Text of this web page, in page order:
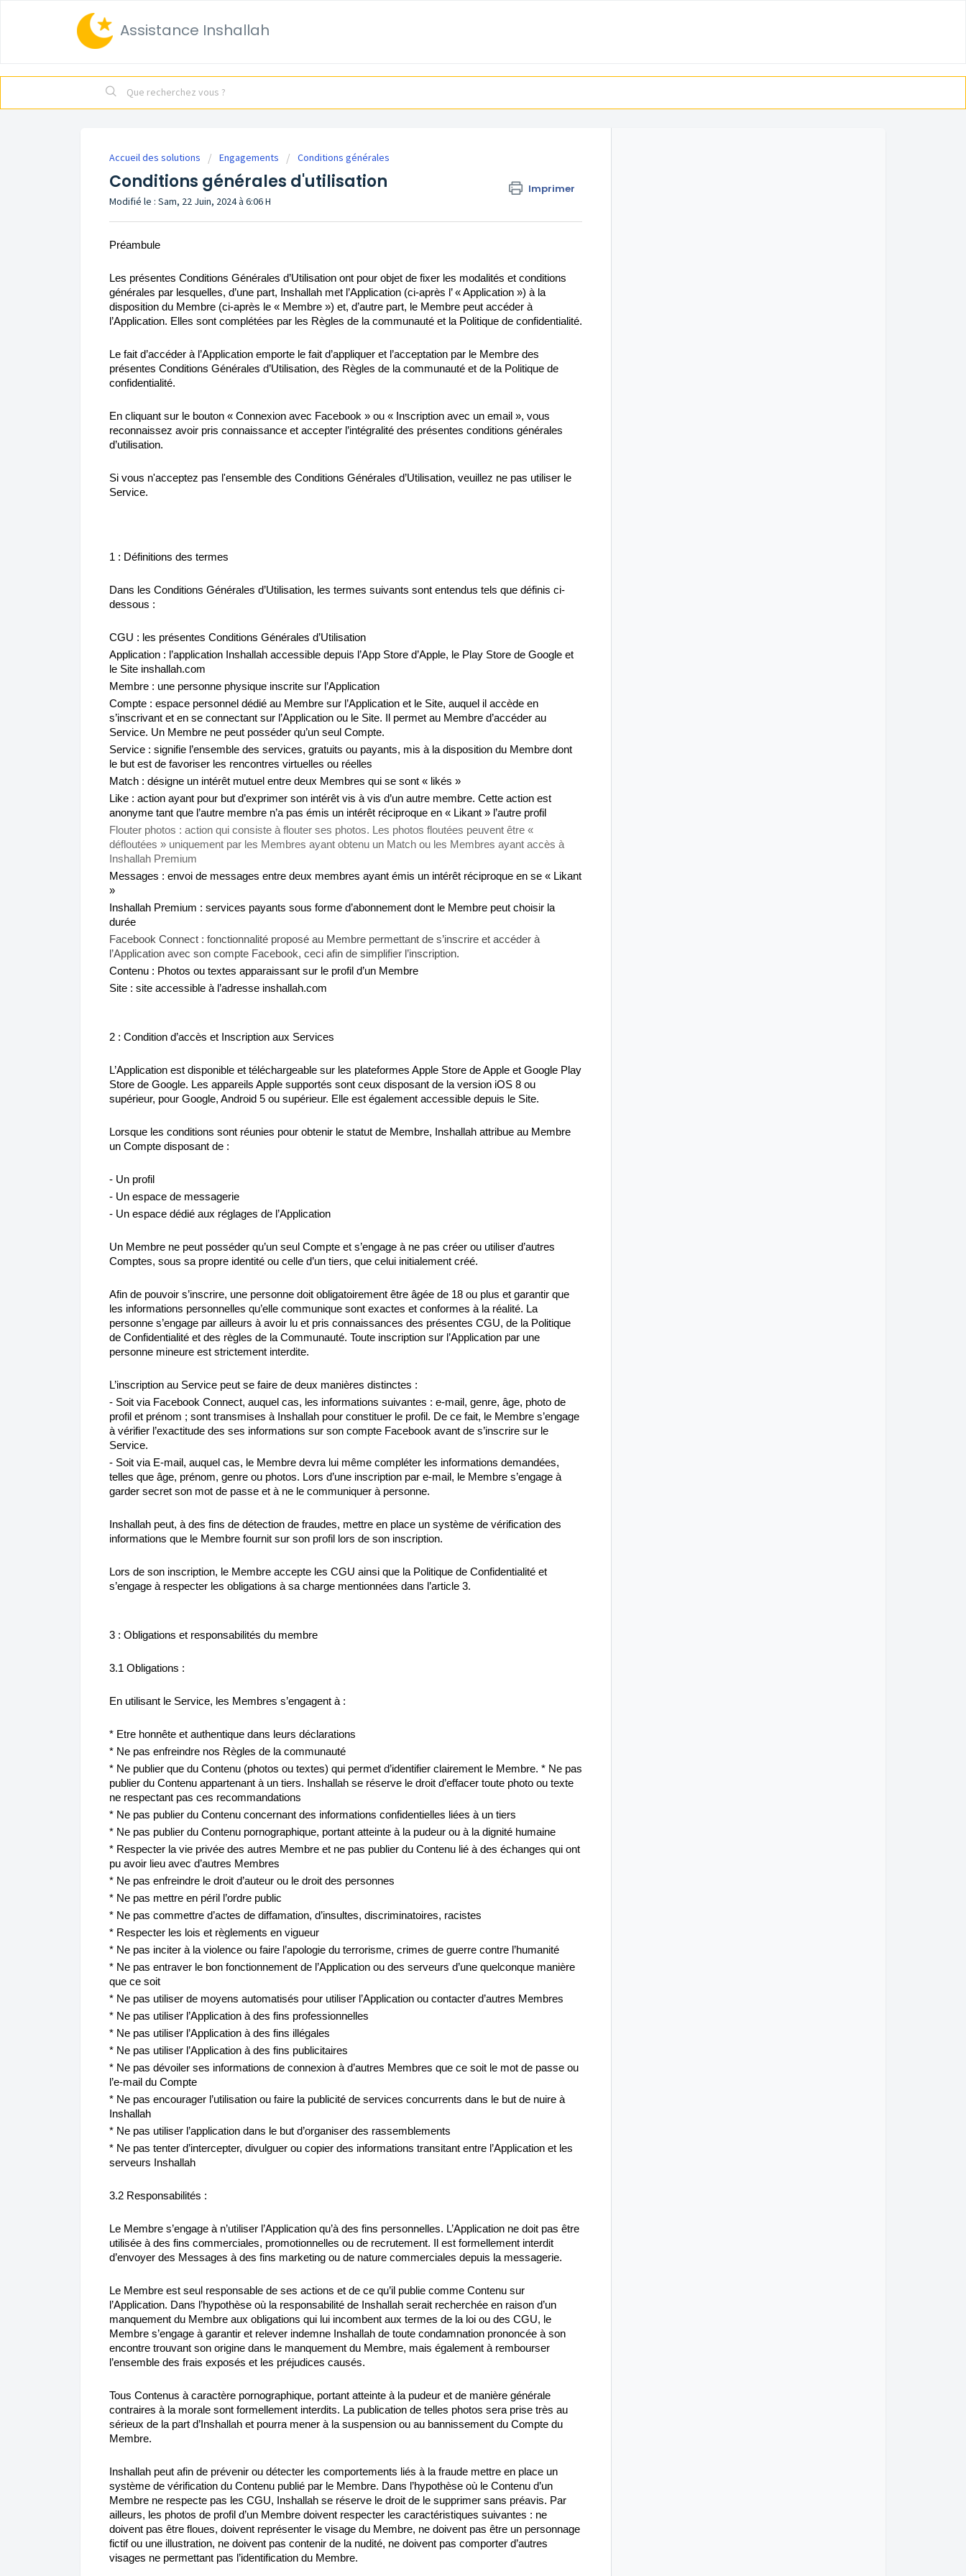
Assistance Inshallah
Accueil des solutions Engagements Conditions générales
Conditions générales d'utilisation Imprimer
Modifié le : Sam, 22 Juin, 2024 à 6:06 H
Préambule
Les présentes Conditions Générales d’Utilisation ont pour objet de fixer les modalités et conditions
générales par lesquelles, d’une part, Inshallah met l’Application (ci-après l’ « Application ») à la
disposition du Membre (ci-après le « Membre ») et, d’autre part, le Membre peut accéder à
l’Application. Elles sont complétées par les Règles de la communauté et la Politique de confidentialité.
Le fait d’accéder à l’Application emporte le fait d’appliquer et l’acceptation par le Membre des
présentes Conditions Générales d’Utilisation, des Règles de la communauté et de la Politique de
confidentialité.
En cliquant sur le bouton « Connexion avec Facebook » ou « Inscription avec un email », vous
reconnaissez avoir pris connaissance et accepter l’intégralité des présentes conditions générales
d’utilisation.
Si vous n'acceptez pas l'ensemble des Conditions Générales d’Utilisation, veuillez ne pas utiliser le
Service.
1 : Définitions des termes
Dans les Conditions Générales d’Utilisation, les termes suivants sont entendus tels que définis ci-
dessous :
CGU : les présentes Conditions Générales d’Utilisation
Application : l’application Inshallah accessible depuis l’App Store d’Apple, le Play Store de Google et
le Site inshallah.com
Membre : une personne physique inscrite sur l’Application
Compte : espace personnel dédié au Membre sur l’Application et le Site, auquel il accède en
s’inscrivant et en se connectant sur l’Application ou le Site. Il permet au Membre d’accéder au
Service. Un Membre ne peut posséder qu’un seul Compte.
Service : signifie l’ensemble des services, gratuits ou payants, mis à la disposition du Membre dont
le but est de favoriser les rencontres virtuelles ou réelles
Match : désigne un intérêt mutuel entre deux Membres qui se sont « likés »
Like : action ayant pour but d’exprimer son intérêt vis à vis d’un autre membre. Cette action est
anonyme tant que l’autre membre n’a pas émis un intérêt réciproque en « Likant » l’autre profil
Flouter photos : action qui consiste à flouter ses photos. Les photos floutées peuvent être «
défloutées » uniquement par les Membres ayant obtenu un Match ou les Membres ayant accès à
Inshallah Premium
Messages : envoi de messages entre deux membres ayant émis un intérêt réciproque en se « Likant
»
Inshallah Premium : services payants sous forme d’abonnement dont le Membre peut choisir la
durée
Facebook Connect : fonctionnalité proposé au Membre permettant de s’inscrire et accéder à
l’Application avec son compte Facebook, ceci afin de simplifier l’inscription.
Contenu : Photos ou textes apparaissant sur le profil d’un Membre
Site : site accessible à l’adresse inshallah.com
2 : Condition d’accès et Inscription aux Services
L’Application est disponible et téléchargeable sur les plateformes Apple Store de Apple et Google Play
Store de Google. Les appareils Apple supportés sont ceux disposant de la version iOS 8 ou
supérieur, pour Google, Android 5 ou supérieur. Elle est également accessible depuis le Site.
Lorsque les conditions sont réunies pour obtenir le statut de Membre, Inshallah attribue au Membre
un Compte disposant de :
- Un profil
- Un espace de messagerie
- Un espace dédié aux réglages de l’Application
Un Membre ne peut posséder qu’un seul Compte et s’engage à ne pas créer ou utiliser d’autres
Comptes, sous sa propre identité ou celle d’un tiers, que celui initialement créé.
Afin de pouvoir s’inscrire, une personne doit obligatoirement être âgée de 18 ou plus et garantir que
les informations personnelles qu’elle communique sont exactes et conformes à la réalité. La
personne s’engage par ailleurs à avoir lu et pris connaissances des présentes CGU, de la Politique
de Confidentialité et des règles de la Communauté. Toute inscription sur l’Application par une
personne mineure est strictement interdite.
L’inscription au Service peut se faire de deux manières distinctes :
- Soit via Facebook Connect, auquel cas, les informations suivantes : e-mail, genre, âge, photo de
profil et prénom ; sont transmises à Inshallah pour constituer le profil. De ce fait, le Membre s’engage
à vérifier l’exactitude des ses informations sur son compte Facebook avant de s’inscrire sur le
Service.
- Soit via E-mail, auquel cas, le Membre devra lui même compléter les informations demandées,
telles que âge, prénom, genre ou photos. Lors d’une inscription par e-mail, le Membre s’engage à
garder secret son mot de passe et à ne le communiquer à personne.
Inshallah peut, à des fins de détection de fraudes, mettre en place un système de vérification des
informations que le Membre fournit sur son profil lors de son inscription.
Lors de son inscription, le Membre accepte les CGU ainsi que la Politique de Confidentialité et
s’engage à respecter les obligations à sa charge mentionnées dans l’article 3.
3 : Obligations et responsabilités du membre
3.1 Obligations :
En utilisant le Service, les Membres s’engagent à :
* Etre honnête et authentique dans leurs déclarations
* Ne pas enfreindre nos Règles de la communauté
* Ne publier que du Contenu (photos ou textes) qui permet d’identifier clairement le Membre. * Ne pas
publier du Contenu appartenant à un tiers. Inshallah se réserve le droit d’effacer toute photo ou texte
ne respectant pas ces recommandations
* Ne pas publier du Contenu concernant des informations confidentielles liées à un tiers
* Ne pas publier du Contenu pornographique, portant atteinte à la pudeur ou à la dignité humaine
* Respecter la vie privée des autres Membre et ne pas publier du Contenu lié à des échanges qui ont
pu avoir lieu avec d’autres Membres
* Ne pas enfreindre le droit d’auteur ou le droit des personnes
* Ne pas mettre en péril l’ordre public
* Ne pas commettre d’actes de diffamation, d’insultes, discriminatoires, racistes
* Respecter les lois et règlements en vigueur
* Ne pas inciter à la violence ou faire l’apologie du terrorisme, crimes de guerre contre l’humanité
* Ne pas entraver le bon fonctionnement de l’Application ou des serveurs d’une quelconque manière
que ce soit
* Ne pas utiliser de moyens automatisés pour utiliser l’Application ou contacter d’autres Membres
* Ne pas utiliser l’Application à des fins professionnelles
* Ne pas utiliser l’Application à des fins illégales
* Ne pas utiliser l’Application à des fins publicitaires
* Ne pas dévoiler ses informations de connexion à d’autres Membres que ce soit le mot de passe ou
l’e-mail du Compte
* Ne pas encourager l’utilisation ou faire la publicité de services concurrents dans le but de nuire à
Inshallah
* Ne pas utiliser l’application dans le but d’organiser des rassemblements
* Ne pas tenter d’intercepter, divulguer ou copier des informations transitant entre l’Application et les
serveurs Inshallah
3.2 Responsabilités :
Le Membre s’engage à n’utiliser l’Application qu’à des fins personnelles. L’Application ne doit pas être
utilisée à des fins commerciales, promotionnelles ou de recrutement. Il est formellement interdit
d’envoyer des Messages à des fins marketing ou de nature commerciales depuis la messagerie.
Le Membre est seul responsable de ses actions et de ce qu’il publie comme Contenu sur
l’Application. Dans l’hypothèse où la responsabilité de Inshallah serait recherchée en raison d’un
manquement du Membre aux obligations qui lui incombent aux termes de la loi ou des CGU, le
Membre s’engage à garantir et relever indemne Inshallah de toute condamnation prononcée à son
encontre trouvant son origine dans le manquement du Membre, mais également à rembourser
l’ensemble des frais exposés et les préjudices causés.
Tous Contenus à caractère pornographique, portant atteinte à la pudeur et de manière générale
contraires à la morale sont formellement interdits. La publication de telles photos sera prise très au
sérieux de la part d’Inshallah et pourra mener à la suspension ou au bannissement du Compte du
Membre.
Inshallah peut afin de prévenir ou détecter les comportements liés à la fraude mettre en place un
système de vérification du Contenu publié par le Membre. Dans l’hypothèse où le Contenu d’un
Membre ne respecte pas les CGU, Inshallah se réserve le droit de le supprimer sans préavis. Par
ailleurs, les photos de profil d’un Membre doivent respecter les caractéristiques suivantes : ne
doivent pas être floues, doivent représenter le visage du Membre, ne doivent pas être un personnage
fictif ou une illustration, ne doivent pas contenir de la nudité, ne doivent pas comporter d’autres
visages ne permettant pas l’identification du Membre.